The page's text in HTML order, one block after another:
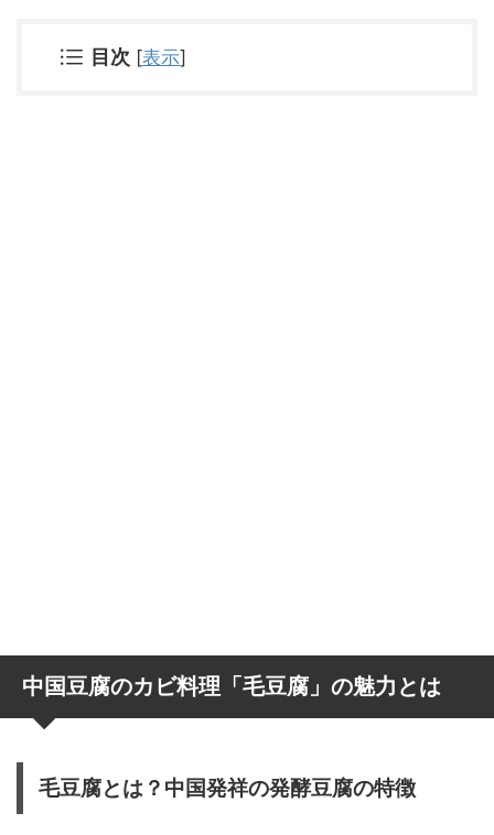
目次 [表示]
中国豆腐のカビ料理「毛豆腐」の魅力とは
毛豆腐とは？中国発祥の発酵豆腐の特徴